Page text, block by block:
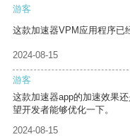
游客
这款加速器VPM应用程序已
2024-08-15
游客
这款加速器app的加速效果
望开发者能够优化一下。
2024-08-15